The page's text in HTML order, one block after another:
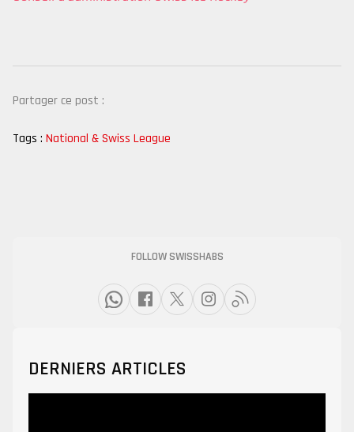
Partager ce post :
Tags : National & Swiss League
FOLLOW SWISSHABS
DERNIERS ARTICLES